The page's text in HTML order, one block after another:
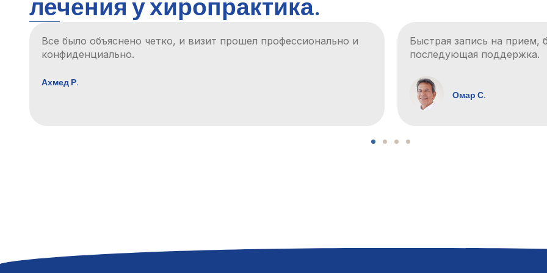
лечения у хиропрактика.
Быстрая запись на прием, беспроблемный процесс и полезная
последующая поддержка.
Благодаря всесторонней
чувствовал себя
Халед М.